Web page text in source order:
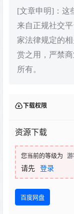
[文章申明]：这
来自正规社交
家法律规定的
赏之用，严禁
所有。
下载权限
资源下载
您当前的等级为
请先 登录
百度网盘